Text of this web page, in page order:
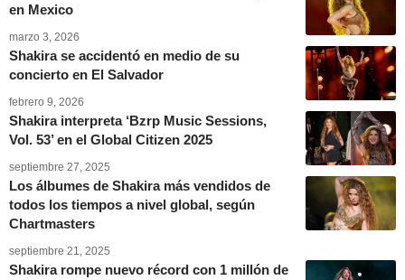
en Mexico
marzo 3, 2026
Shakira se accidentó en medio de su
concierto en El Salvador
febrero 9, 2026
Shakira interpreta ‘Bzrp Music Sessions,
Vol. 53’ en el Global Citizen 2025
septiembre 27, 2025
Los álbumes de Shakira más vendidos de
todos los tiempos a nivel global, según
Chartmasters
septiembre 21, 2025
Shakira rompe nuevo récord con 1 millón de